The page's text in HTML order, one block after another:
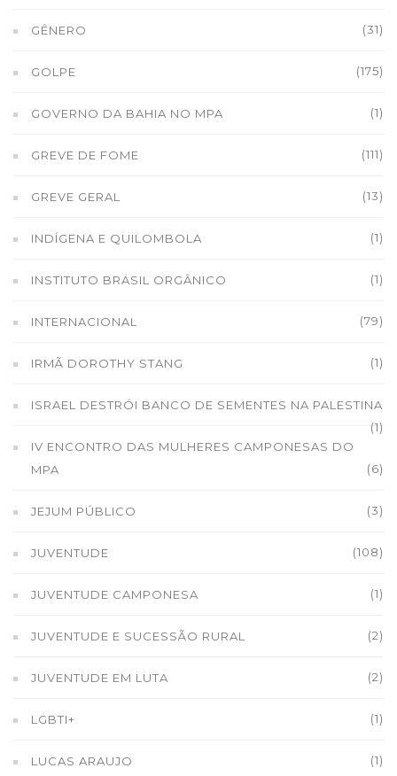
GÊNERO (31)
GOLPE (175)
GOVERNO DA BAHIA NO MPA (1)
GREVE DE FOME (111)
GREVE GERAL (13)
INDÍGENA E QUILOMBOLA (1)
INSTITUTO BRASIL ORGÂNICO (1)
INTERNACIONAL (79)
IRMÃ DOROTHY STANG (1)
ISRAEL DESTRÓI BANCO DE SEMENTES NA PALESTINA
(1)
IV ENCONTRO DAS MULHERES CAMPONESAS DO
MPA
(6)
JEJUM PÚBLICO (3)
JUVENTUDE (108)
JUVENTUDE CAMPONESA (1)
JUVENTUDE E SUCESSÃO RURAL (2)
JUVENTUDE EM LUTA (2)
LGBTI+ (1)
LUCAS ARAUJO (1)